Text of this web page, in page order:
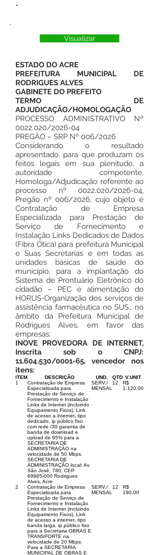
-
Visualizar
ESTADO DO ACRE
PREFEITURA MUNICIPAL DE
RODRIGUES ALVES
GABINETE DO PREFEITO
TERMO DE
ADJUDICAÇÃO/HOMOLOGAÇÃO
PROCESSO ADMINISTRATIVO Nº
0022.020/2026-04
PREGÃO – SRP Nº 006/2026
Considerando o resultado
apresentado, para que produzam os
feitos legais em sua plenitude, a
autoridade competente,
Homologa/Adjudicação referente ao
processo nº 0022.020/2026-04,
Pregão nº 006/2026, cujo objeto é
Contratação de Empresa
Especializada para Prestação de
Serviço de Fornecimento e
Instalação Links Dedicados de Dados
(Fibra Ótica) para prefeitura Municipal
e Suas Secretarias e em todas as
unidades básicas de saúde do
município, para a implantação do
Sistema de Prontuário Eletrônico do
cidadão – PEC e alimentação do
HORUS-Organização dos serviços de
assistência farmacêutica no SUS,, no
âmbito da Prefeitura Municipal de
Rodrigues Alves, em favor das
empresas:
INOVE PROVEDORA DE INTERNET,
Inscrita sob o CNPJ:
11.604.530/0001-65, vencedor nos
itens:
ITEM DESCRIÇÃO UND. QTD V.UNIT
1
Contratação de Empresa
Especializada para
Prestação de Serviço de
Fornecimento e Instalação
Links de Internet (incluindo
Equipamento Fixos), Link
de acesso a internet, tipo
dedicado, ip público fixo
com rede /30 garantia de
banda de download e
upload de 95% para a
SECRETARIA DE
ADMINISTRAÇÃO na
velocidade de 50 Mbps.
SECRETARIA DE
ADMINISTRAÇÃO local: Av.
São José, 780, CEP
69985-000 Rodrigues
Alves, Acre
SERV./
MENSAL
12
R$
1.120,00
2
Contratação de Empresa
Especializada para
Prestação de Serviço de
Fornecimento e Instalação
Links de Internet (incluindo
Equipamento Fixos), Link
de acesso a internet, tipo
banda larga, ip público fixo
para a Secretaria OBRAS E
TRANSPORTE na
velocidade de 20 Mbps.
Para a SECRETARIA
MUNICIPAL DE OBRAS E
SERV./
MENSAL
12
R$
190,00